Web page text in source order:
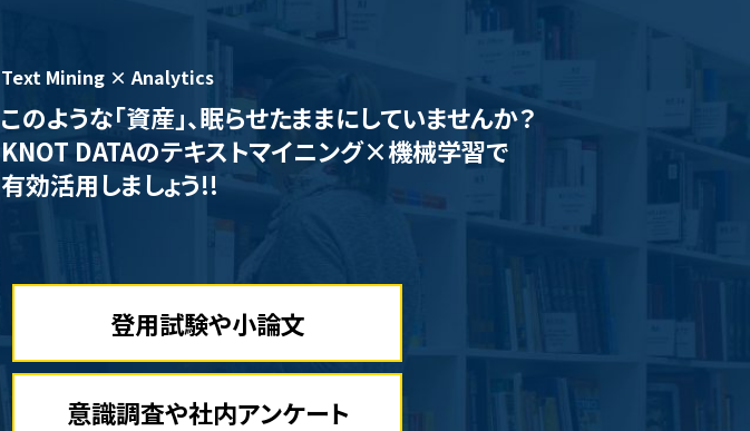
Text Mining × Analytics
このような｢資産｣、眠らせたままにしていませんか？
KNOT DATAのテキストマイニング×機械学習で
有効活用しましょう!!
登用試験や小論文
意識調査や社内アンケート